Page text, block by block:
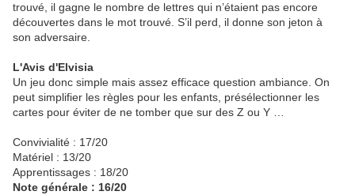
trouvé, il gagne le nombre de lettres qui n’étaient pas encore
découvertes dans le mot trouvé. S’il perd, il donne son jeton à
son adversaire.
L'Avis d'Elvisia
Un jeu donc simple mais assez efficace question ambiance. On
peut simplifier les règles pour les enfants, présélectionner les
cartes pour éviter de ne tomber que sur des Z ou Y …
Convivialité : 17/20
Matériel : 13/20
Apprentissages : 18/20
Note générale : 16/20